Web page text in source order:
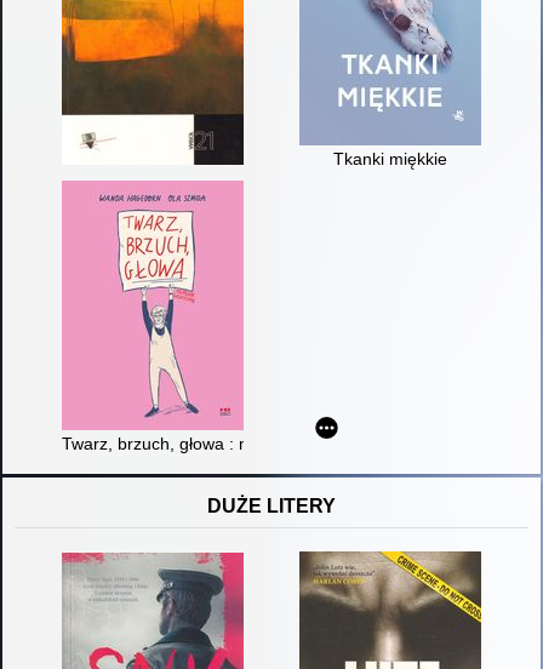
Tkanki miękkie
Twarz, brzuch, głowa : memeuar graficzny
DUŻE LITERY